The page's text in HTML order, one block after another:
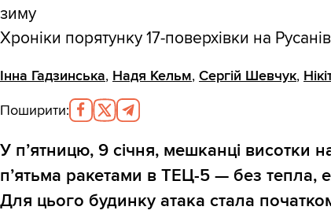
Інна Гадзинська, Надя Кельм, Сергій Шевчук,
Поширити:
У п’ятницю, 9 січня, мешканці висотки
п’ятьма ракетами в ТЕЦ-5 — без тепла,
Для цього будинку атака стала
зиму
Хроніки порятунку 17-поверхівки на